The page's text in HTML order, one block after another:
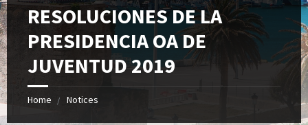
RESOLUCIONES DE LA
PRESIDENCIA OA DE
JUVENTUD 2019
Home Notices